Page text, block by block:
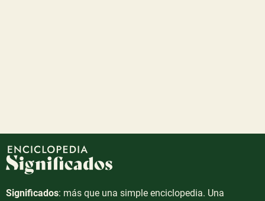
Significados: más que una simple enciclopedia. Una